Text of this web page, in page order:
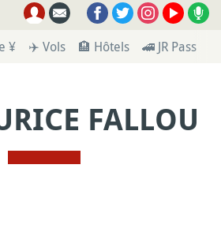
¥ ✈️ Vols 🏨 Hôtels 🚄 JR Pass
FALLOU